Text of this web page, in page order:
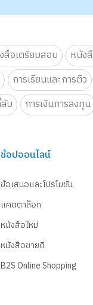
สือเตรียมสอบ หนัง
การเรียนและการติว
บ การเงินการลงทุน
ช้อปออนไลน์
ข้อเสนอและโปรโมชั่น
แคตตาล็อก
หนังสือใหม่
หนังสือขายดี
B2S Online Shopping